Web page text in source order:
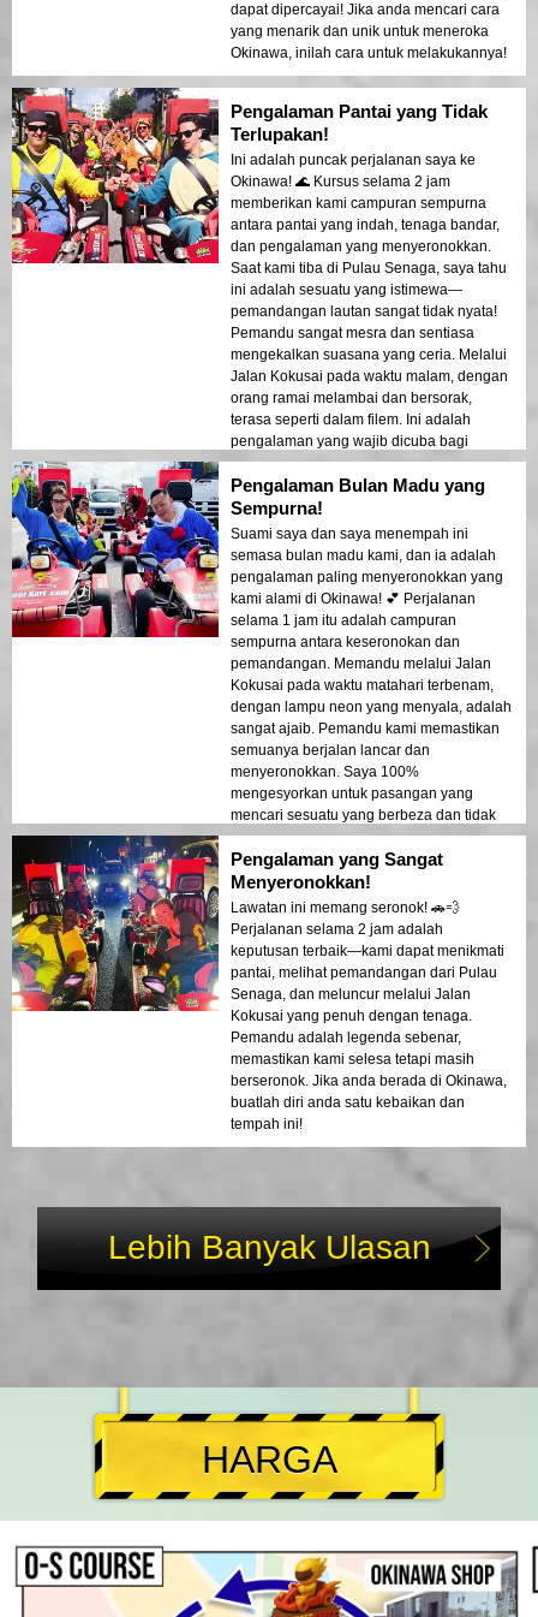
dapat dipercayai! Jika anda mencari cara
yang menarik dan unik untuk meneroka
Okinawa, inilah cara untuk melakukannya!
Pengalaman Pantai yang Tidak
Terlupakan!
Ini adalah puncak perjalanan saya ke
Okinawa! 🌊 Kursus selama 2 jam
memberikan kami campuran sempurna
antara pantai yang indah, tenaga bandar,
dan pengalaman yang menyeronokkan.
Saat kami tiba di Pulau Senaga, saya tahu
ini adalah sesuatu yang istimewa—
pemandangan lautan sangat tidak nyata!
Pemandu sangat mesra dan sentiasa
mengekalkan suasana yang ceria. Melalui
Jalan Kokusai pada waktu malam, dengan
orang ramai melambai dan bersorak,
terasa seperti dalam filem. Ini adalah
pengalaman yang wajib dicuba bagi
sesiapa yang mencari pengalaman yang
unik!
Pengalaman Bulan Madu yang
Sempurna!
Suami saya dan saya menempah ini
semasa bulan madu kami, dan ia adalah
pengalaman paling menyeronokkan yang
kami alami di Okinawa! 💕 Perjalanan
selama 1 jam itu adalah campuran
sempurna antara keseronokan dan
pemandangan. Memandu melalui Jalan
Kokusai pada waktu matahari terbenam,
dengan lampu neon yang menyala, adalah
sangat ajaib. Pemandu kami memastikan
semuanya berjalan lancar dan
menyeronokkan. Saya 100%
mengesyorkan untuk pasangan yang
mencari sesuatu yang berbeza dan tidak
dapat dilupakan!
Pengalaman yang Sangat
Menyeronokkan!
Lawatan ini memang seronok! 🚗💨
Perjalanan selama 2 jam adalah
keputusan terbaik—kami dapat menikmati
pantai, melihat pemandangan dari Pulau
Senaga, dan meluncur melalui Jalan
Kokusai yang penuh dengan tenaga.
Pemandu adalah legenda sebenar,
memastikan kami selesa tetapi masih
berseronok. Jika anda berada di Okinawa,
buatlah diri anda satu kebaikan dan
tempah ini!
Lebih Banyak Ulasan
HARGA